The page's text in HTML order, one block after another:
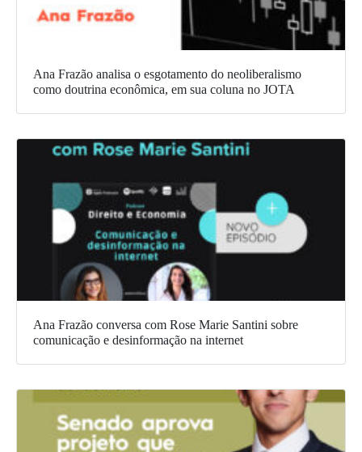
Ana Frazão analisa o esgotamento do neoliberalismo
como doutrina econômica, em sua coluna no JOTA
Ana Frazão conversa com Rose Marie Santini sobre
comunicação e desinformação na internet